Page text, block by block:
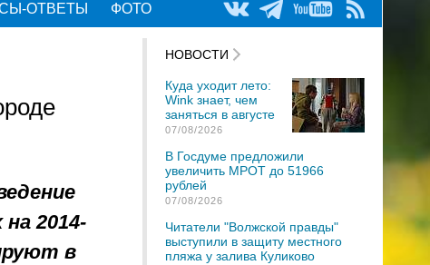
ОТВЕТЫ ФОТО
2014-
в
НОВОСТИ
Куда уходит лето:
Wink знает, чем
заняться в августе
07/08/2026
В Госдуме предложили
увеличить МРОТ до 51966
рублей
07/08/2026
Читатели "Волжской правды"
выступили в защиту местного
пляжа у залива Куликово